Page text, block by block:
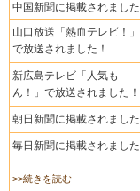
中国新聞に掲載されました
山口放送「熱血テレビ！」
で放送されました！
新広島テレビ「人気も
ん！」で放送されました！
朝日新聞に掲載されました
毎日新聞に掲載されました
>>続きを読む